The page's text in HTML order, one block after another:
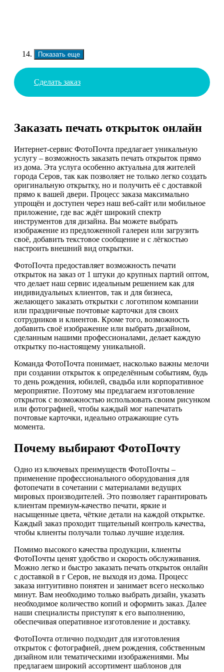
Показать еще
Сделать заказ
Заказать печать открыток онлайн
Интернет-сервис ФотоПочта предлагает уникальную
услугу – возможность заказать печать открыток прямо
из дома. Эта услуга особенно актуальна для жителей
города Серов, так как позволяет не только легко создать
оригинальную открытку, но и получить её с доставкой
прямо к вашей двери. Процесс заказа максимально
упрощён и доступен через наш веб-сайт или мобильное
приложение, где вас ждёт широкий спектр
инструментов для дизайна. Вы можете выбрать
изображение из предложенной галереи или загрузить
своё, добавить текстовое сообщение и с лёгкостью
настроить внешний вид открытки.
ФотоПочта предоставляет возможность печати
открыток на заказ от 1 штуки до крупных партий оптом,
что делает наш сервис идеальным решением как для
индивидуальных клиентов, так и для бизнеса,
желающего заказать открытки с логотипом компании
или праздничные почтовые карточки для своих
сотрудников и клиентов. Кроме того, возможность
добавить своё изображение или выбрать дизайном,
сделанным нашими профессионалами, делает каждую
открытку по-настоящему уникальной.
Команда ФотоПочта понимает, насколько важны мелочи
при создании открыток к определённым событиям, будь
то день рождения, юбилей, свадьба или корпоративное
мероприятие. Поэтому мы предлагаем изготовление
открыток с возможностью использовать своим рисунком
или фотографией, чтобы каждый мог напечатать
почтовые карточки, идеально отражающие суть
момента.
Почему выбирают ФотоПочту
Одно из ключевых преимуществ ФотоПочты –
применение профессионального оборудования для
фотопечати в сочетании с материалами ведущих
мировых производителей. Это позволяет гарантировать
клиентам премиум-качество печати, яркие и
насыщенные цвета, чёткие детали на каждой открытке.
Каждый заказ проходит тщательный контроль качества,
чтобы клиенты получали только лучшие изделия.
Помимо высокого качества продукции, клиенты
ФотоПочты ценят удобство и скорость обслуживания.
Можно легко и быстро заказать печать открыток онлайн
с доставкой в г Серов, не выходя из дома. Процесс
заказа интуитивно понятен и занимает всего несколько
минут. Вам необходимо только выбрать дизайн, указать
необходимое количество копий и оформить заказ. Далее
наши специалисты приступят к его выполнению,
обеспечивая оперативное изготовление и доставку.
ФотоПочта отлично подходит для изготовления
открыток с фотографией, днем рождения, собственным
дизайном или тематическими изображениями. Мы
предлагаем широкий ассортимент шаблонов для